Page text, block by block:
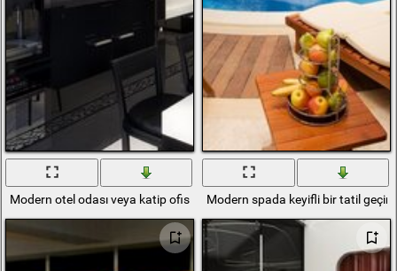
Modern otel odası veya katip ofisi Modern spada keyifli bir tatil